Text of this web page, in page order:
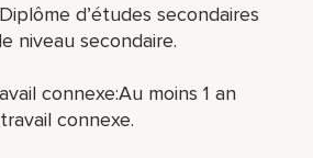
d’études secondaires
niveau secondaire.
connexe:Au moins 1 an
connexe.